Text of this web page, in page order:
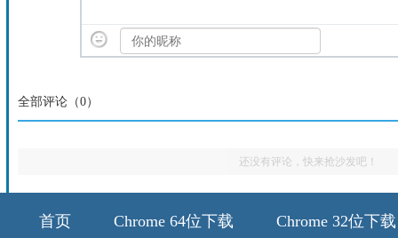
全部评论（0）
还没有评论，快来抢沙发吧！
首页 Chrome 64位下载 Chrome 32位下载